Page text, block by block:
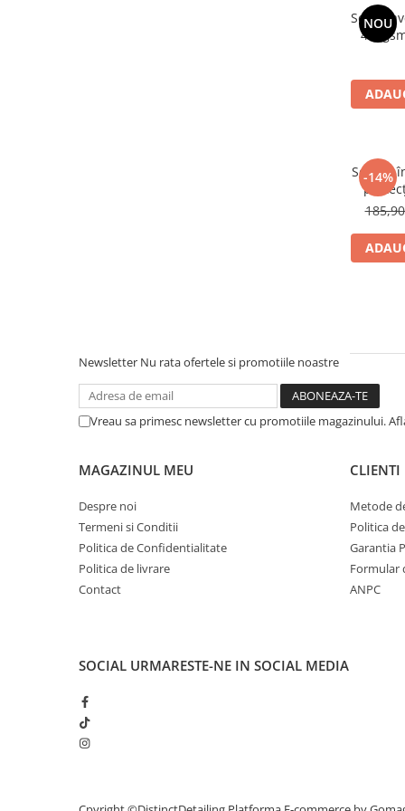
NOU
Set 3
-14%
Soluție
Newsletter Nu rata ofertele si promotiile noastre
Vreau sa primesc newsletter cu promotiile magazinului.
MAGAZINUL MEU
Despre noi
Termeni si Conditii
Politica de Confidentialitate
Politica de livrare
Contact
CLIENTI
Metode
Politica
Garantia
Formular
ANPC
SOCIAL URMARESTE-NE IN SOCIAL MEDIA